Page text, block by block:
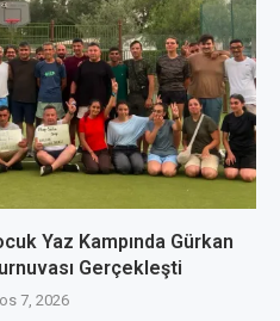
Yaz Kampında Gürkan
Gerçekleşti
7, 2026